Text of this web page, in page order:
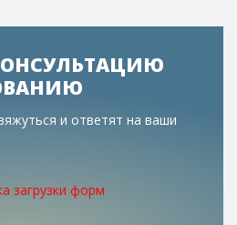
и ответят на ваши
загрузки форм